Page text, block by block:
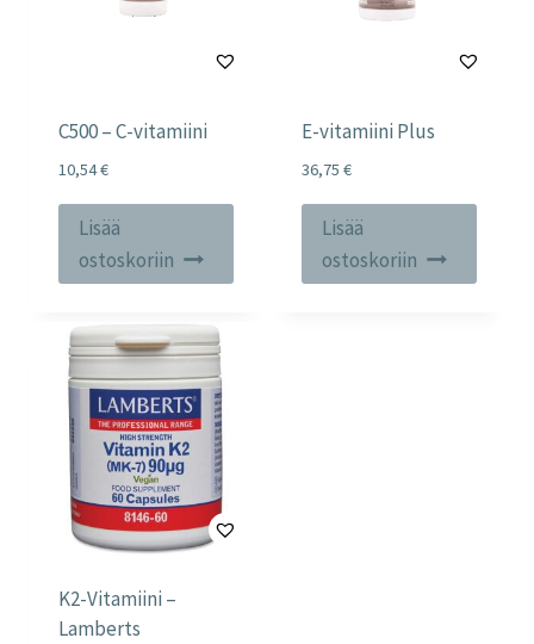
C500 – C-vitamiini
10,54€
Lisää
ostoskoriin
E-vitamiini Plus
36,75 €
Lisää
ostoskoriin
K2-Vitamiini –
Lamberts